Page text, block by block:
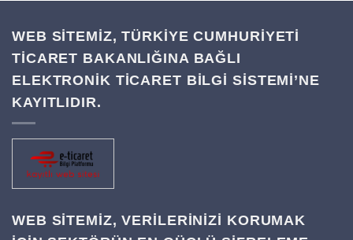
WEB SİTEMİZ, TÜRKİYE CUMHURİYETİ
TİCARET BAKANLIĞINA BAĞLI
ELEKTRONİK TİCARET BİLGİ SİSTEMİ’NE
KAYITLIDIR.
WEB SITEMIZ, VERILERINIZI KORUMAK